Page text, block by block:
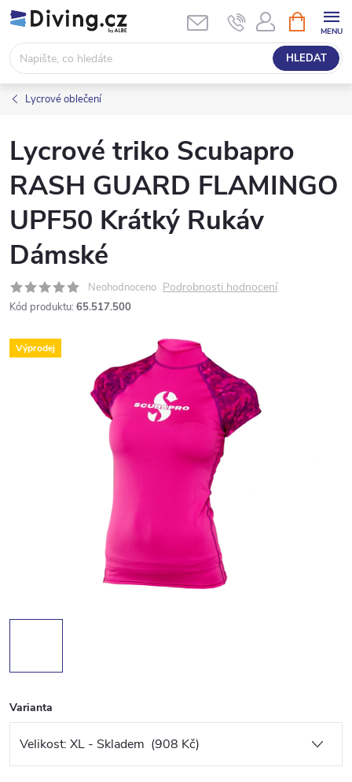
Přejít
na
obsah
HLEDAT
NÁKUPNÍ
KOŠÍK
Lycrové oblečení
Lycrové triko Scubapro
RASH GUARD FLAMINGO
UPF50 Krátký Rukáv
Dámské
Neohodnoceno Podrobnosti hodnocení
Kód produktu: 65.517.500
Výprodej
Varianta